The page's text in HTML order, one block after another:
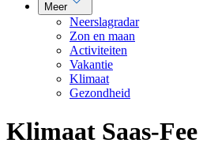
Meer
Neerslagradar
Zon en maan
Activiteiten
Vakantie
Klimaat
Gezondheid
Klimaat Saas-Fee